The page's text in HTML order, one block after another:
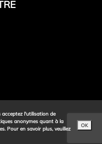
l'utilisation de
anonymes quant à la
Pour en savoir plus, veuillez
OK